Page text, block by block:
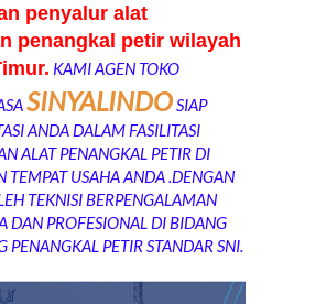
penyalur alat
penangkal petir wilayah
KAMI AGEN TOKO
SINYALINDOSIAP
ANDA DALAM FASILITASI
ALAT PENANGKAL PETIR DI
TEMPAT USAHA ANDA .DENGAN
TEKNISI BERPENGALAMAN
DAN PROFESIONAL DI BIDANG
PENANGKAL PETIR STANDAR SNI.